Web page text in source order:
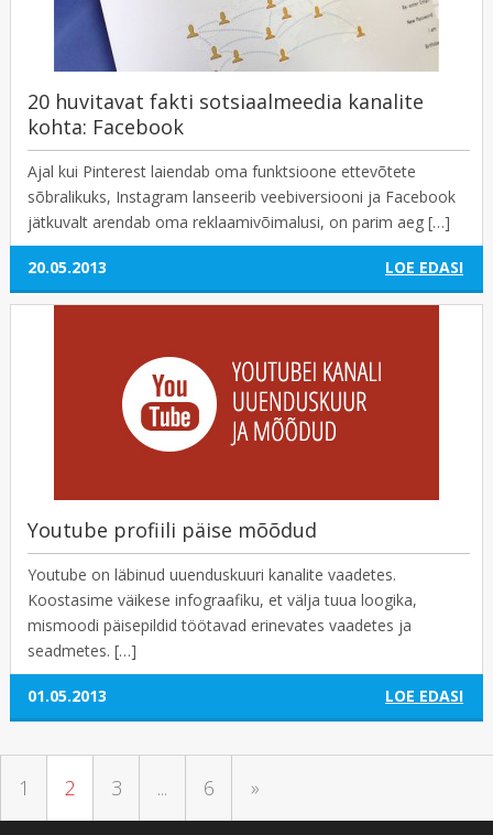
20 huvitavat fakti sotsiaalmeedia kanalite
kohta: Facebook
Ajal kui Pinterest laiendab oma funktsioone ettevõtete
sõbralikuks, Instagram lanseerib veebiversiooni ja Facebook
jätkuvalt arendab oma reklaamivõimalusi, on parim aeg […]
20.05.2013 LOE EDASI
Youtube profiili päise mõõdud
Youtube on läbinud uuenduskuuri kanalite vaadetes.
Koostasime väikese infograafiku, et välja tuua loogika,
mismoodi päisepildid töötavad erinevates vaadetes ja
seadmetes. […]
01.05.2013 LOE EDASI
1 2 3 ... 6 »